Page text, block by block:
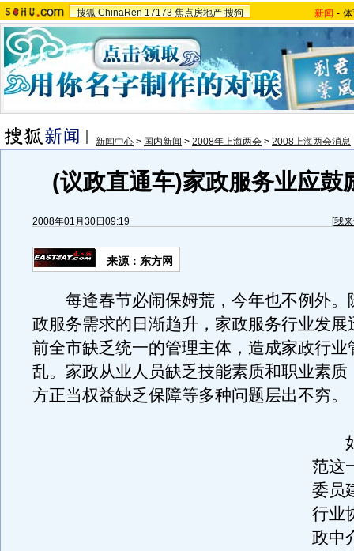
搜狐 ChinaRen 17173 焦点房地产 搜狗 新闻 -
新闻中心 > 国内新闻 > 2008年上海两会 > 2008上海两会消息
(议政直通车)家政服务业应鼓
2008年01月30日09:19 [我
来源：东方网
每逢春节必闹保姆荒，今年也不例外。
政服务需求的日渐趋升，家政服务行业发展
前全市缺乏统一的管理主体，造成家政行业
乱。家政从业人员缺乏技能素质和职业素质
方正当权益缺乏保障等多种问题层出不穷。
如
范这
委员
行业
政中